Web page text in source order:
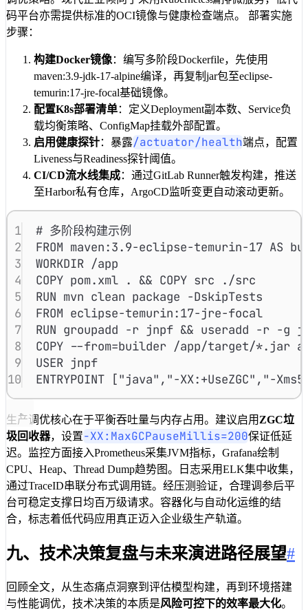
码平台亦需提供标准的OCI镜像与健康检查端点。 部署实施
步骤：
构建Docker镜像：编写多阶段Dockerfile，先使用
maven:3.9-jdk-17-alpine编译，再复制jar包至eclipse-
temurin:17-jre-focal基础镜像。
配置K8s部署清单：定义Deployment副本数、Service负
载均衡策略、ConfigMap挂载外部配置。
启用健康探针：暴露/actuator/health端点，配置
Liveness与Readiness探针阈值。
CI/CD流水线集成：通过GitLab Runner触发构建，推送
至Harbor私有仓库，ArgoCD监听变更自动滚动更新。
1
# 多阶段构建示例
2
FROM maven:3.9-eclipse-temurin-17 AS
3
WORKDIR /app
4
COPY pom.xml . && COPY src ./src
5
RUN mvn clean package -DskipTests
6
FROM eclipse-temurin:17-jre-focal
7
RUN groupadd -r jnpf && useradd -r -g
8
COPY --from=builder /app/target/*.jar
9
USER jnpf
10
ENTRYPOINT ["java" , "-XX:+UseZGC" , "-
生产调优核心在于平衡吞吐量与内存占用。建议启用 ZGC垃
圾回收器，设置-XX:MaxGCPauseMillis=200保证低延
迟。监控方面接入Prometheus采集JVM指标，Grafana绘制
CPU、Heap、Thread Dump趋势图。日志采用ELK集中收集，
通过TraceID串联分布式调用链。经压测验证，合理调参后平
台可稳定支撑日均百万级请求。容器化与自动化运维的结
合，标志着低代码应用真正迈入企业级生产轨道。
九、技术决策复盘与未来演进路径展望#
回顾全文，从生态痛点洞察到评估模型构建，再到环境搭建
与性能调优，技术决策的本质是风险可控下的效率最大化。